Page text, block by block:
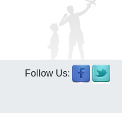
Follow Us: